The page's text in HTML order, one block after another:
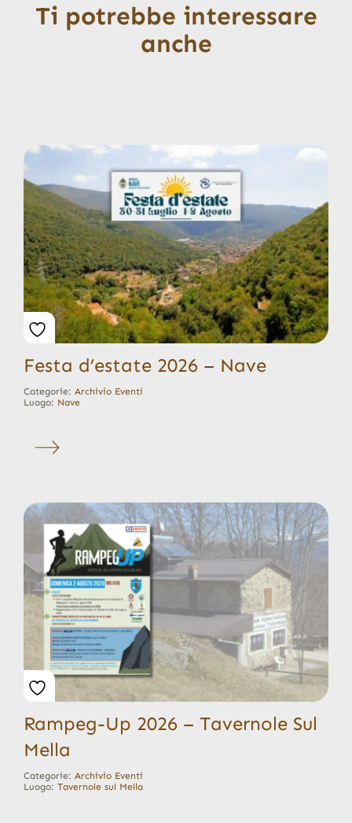
Ti potrebbe interessare
anche
Festa d’estate 2026 – Nave
Categorie: Archivio Eventi
Luogo: Nave
Rampeg-Up 2026 – Tavernole Sul
Mella
Categorie: Archivio Eventi
Luogo: Tavernole sul Mella